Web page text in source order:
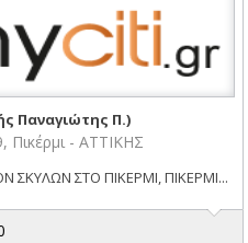
Παναγιώτης Π.)
- ΑΤΤΙΚΗΣ
ΣΚΥΛΩΝ ΣΤΟ ΠΙΚΕΡΜΙ, ΠΙΚΕΡΜΙ...